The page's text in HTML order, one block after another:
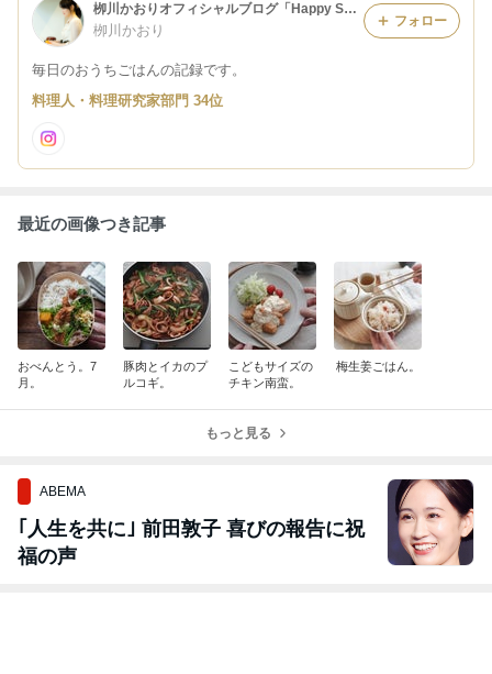
栁川かおりオフィシャルブログ「Happy Smile Days.」Powered by Ameba
栁川かおり
毎日のおうちごはんの記録です。
フォロー
料理人・料理研究家部門 34位
最近の画像つき記事
おべんとう。7
月。
豚肉とイカのプ
ルコギ。
こどもサイズの
チキン南蛮。
梅生姜ごはん。
もっと見る
ABEMA
｢人生を共に｣ 前田敦子 喜びの報告に祝
福の声